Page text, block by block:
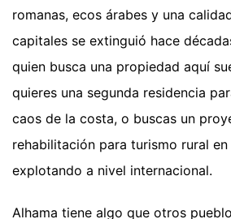
romanas, ecos árabes y una
capitales se extinguió hace
quien busca una propiedad aquí
quieres una segunda residencia
caos de la costa, o buscas un
rehabilitación para turismo rural
explotando a nivel internacional.
Alhama tiene algo que otros